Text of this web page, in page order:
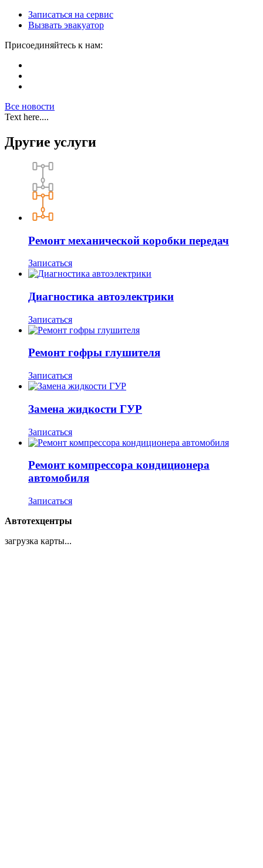
Записаться на сервис
Вызвать эвакуатор
Присоединяйтесь к нам:
Все новости
Text here....
Другие услуги
Ремонт механической коробки передач
Записаться
Диагностика автоэлектрики
Записаться
Ремонт гофры глушителя
Записаться
Замена жидкости ГУР
Записаться
Ремонт компрессора кондиционера
автомобиля
Записаться
Автотехцентры
загрузка карты...